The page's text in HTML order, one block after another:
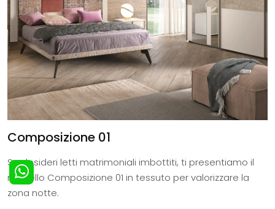
Composizione 01
Se desideri letti matrimoniali imbottiti, ti presentiamo il
modello Composizione 01 in tessuto per valorizzare la
zona notte.